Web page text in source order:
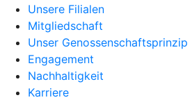
Unsere Filialen
Mitgliedschaft
Unser Genossenschaftsprinzip
Engagement
Nachhaltigkeit
Karriere